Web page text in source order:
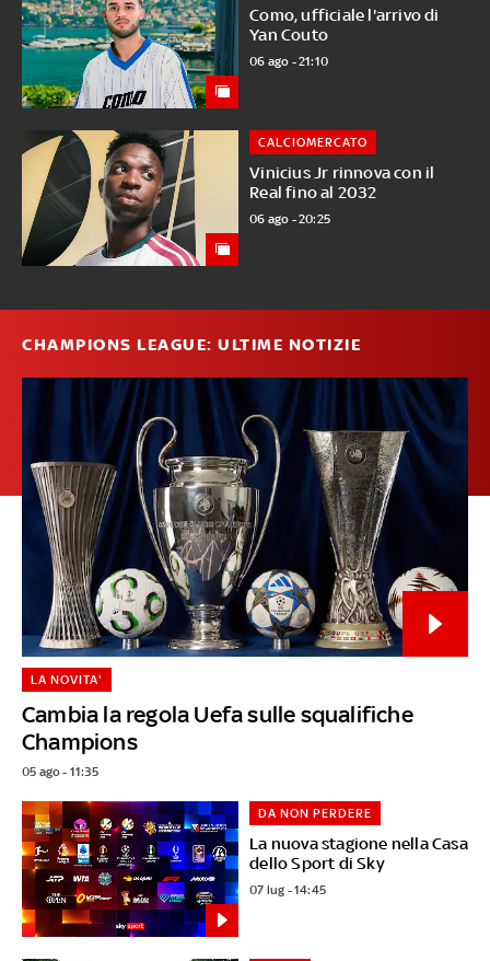
Como, ufficiale l'arrivo di
Yan Couto
06 ago - 21:10
Vinicius Jr rinnova con il
Real fino al 2032
CALCIOMERCATO
06 ago - 20:25
CHAMPIONS LEAGUE: ULTIME NOTIZIE
Cambia la regola Uefa sulle squalifiche
Champions
LA NOVITA'
05 ago - 11:35
La nuova stagione nella Casa
dello Sport di Sky
DA NON PERDERE
07 lug - 14:45